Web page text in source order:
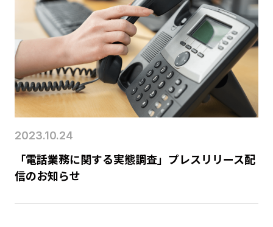
2023.10.24
「電話業務に関する実態調査」プレスリリース配
信のお知らせ